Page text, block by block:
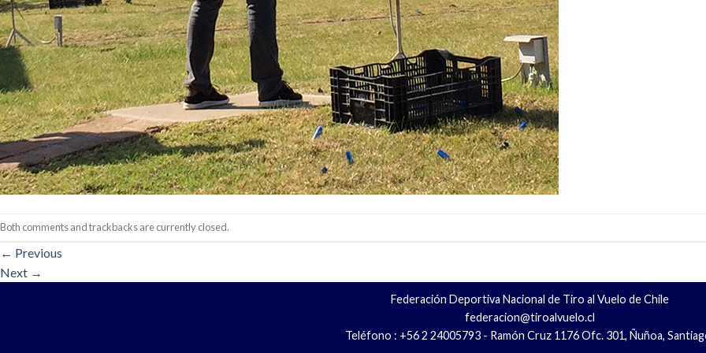
Both comments and trackbacks are currently closed.
← Previous
Next →
Federación Deportiva Nacional de Tiro al Vuelo de Chile
federacion@tiroalvuelo.cl
Teléfono : +56 2 24005793 - Ramón Cruz 1176 Ofc. 301, Ñuñoa,